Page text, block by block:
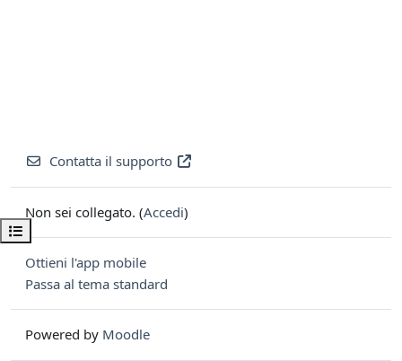
Apri indice del corso
Contatta il supporto
Non sei collegato. (Accedi)
Ottieni l'app mobile
Passa al tema standard
Powered by Moodle